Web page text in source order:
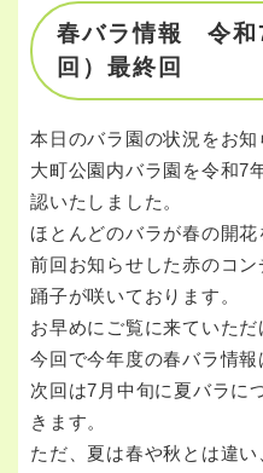
春バラ情報 令和
回）最終回
本日のバラ園の状況をお知
大町公園内バラ園を令和7
認いたしました。
ほとんどのバラが春の開花
前回お知らせした赤のコ
踊子が咲いております。
お早めにご覧に来ていただ
今回で今年度の春バラ情報
次回は7月中旬に夏バラに
きます。
ただ、夏は春や秋とは違